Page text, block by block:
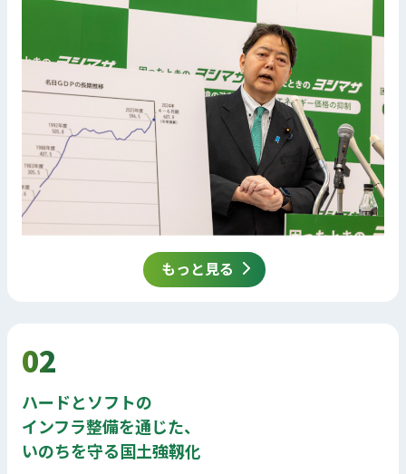
もっと見る
02
ハードとソフトの
インフラ整備を通じた、
いのちを守る国土強靱化